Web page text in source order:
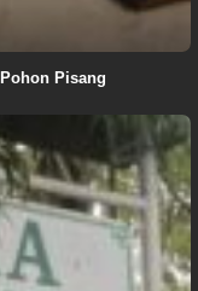
Pisang